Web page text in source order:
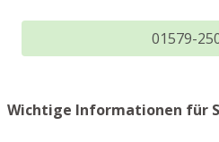
01579-
Wichtige Informationen für